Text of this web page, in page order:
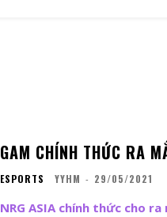
GAM CHÍNH THỨC RA
ESPORTS YYHM - 29/05/2021
NRG ASIA chính thức cho